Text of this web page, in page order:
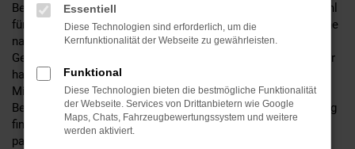
Bei Motor Gruppe Sticht dreht sich alles um die perfekte Wahl
für Ihren nächsten Tageszulassung. Egal, ob Sie auf der Suche
nach einem eleganten Stadtflitzer, einem robusten
Geländewagen oder einem geräumigen Familienauto sind, wir
haben das passende Modell für Sie. Unsere erfahrenen
Mitarbeiter stehen Ihnen dabei jederzeit mit fachkundiger
Beratung zur Seite, um sicherzustellen, dass Sie das Fahrzeug
finden, das perfekt zu Ihren Bedürfnissen und Ihrem Budget
passt.
Essentiell
Diese Technologien sind erforderlich, um die
Kernfunktionalität der Webseite zu gewährleisten.
Funktional
Diese Technologien bieten die bestmögliche Funktionalität
der Webseite. Services von Drittanbietern wie Google
Maps, Chats, Fahrzeugbewertungssystem und weitere
werden aktiviert.